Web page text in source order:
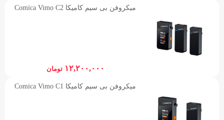
میکروفن بی سیم کامیکا Comica Vimo C2
۱۲,۲۰۰,۰۰۰ تومان
میکروفن بی سیم کامیکا Comica Vimo C1